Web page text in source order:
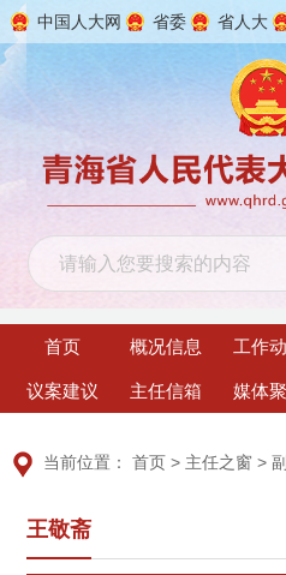
中国人大网 省委 省人大
首页 概况信息 工作
议案建议 主任信箱 媒体
当前位置：首页 > 主任之窗 >
王敬斋